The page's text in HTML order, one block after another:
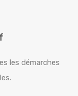
les démarches